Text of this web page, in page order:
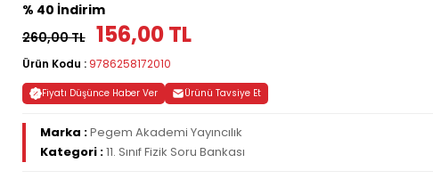
% 40 İndirim
260,00 TL
156,00 TL
Ürün Kodu : 9786258172010
Fiyatı Düşünce Haber Ver Ürünü Tavsiye Et
Marka :Pegem Akademi Yayıncılık
Kategori :11. Sınıf Fizik Soru Bankası